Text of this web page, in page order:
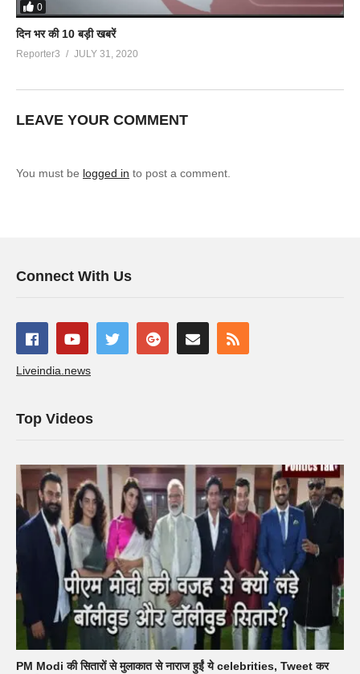
0
दिन भर की 10 बड़ी खबरें
Reporter3 JULY 31, 2020
LEAVE YOUR COMMENT
You must be logged in to post a comment.
Connect With Us
Liveindia.news
Top Videos
PM Modi की सितारों से मुलाकात से नाराज हुईं ये celebrities, Tweet कर